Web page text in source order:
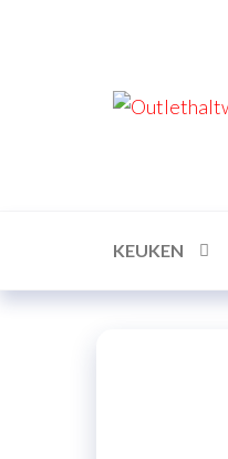
KEUKEN